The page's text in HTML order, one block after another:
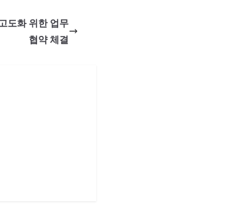
도화 위한 업무
협약 체결